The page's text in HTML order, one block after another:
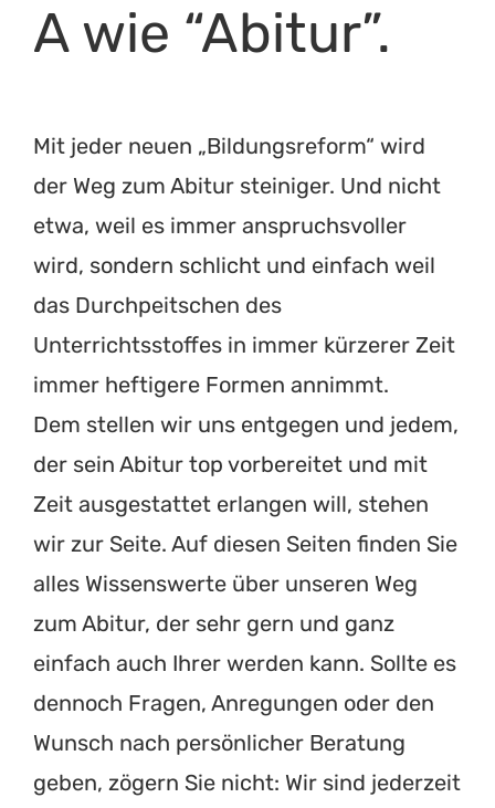
A wie “Abitur”.
Mit jeder neuen „Bildungsreform“ wird
der Weg zum Abitur steiniger. Und nicht
etwa, weil es immer anspruchsvoller
wird, sondern schlicht und einfach weil
das Durchpeitschen des
Unterrichtsstoffes in immer kürzerer Zeit
immer heftigere Formen annimmt.
Dem stellen wir uns entgegen und jedem,
der sein Abitur top vorbereitet und mit
Zeit ausgestattet erlangen will, stehen
wir zur Seite. Auf diesen Seiten finden Sie
alles Wissenswerte über unseren Weg
zum Abitur, der sehr gern und ganz
einfach auch Ihrer werden kann. Sollte es
dennoch Fragen, Anregungen oder den
Wunsch nach persönlicher Beratung
geben, zögern Sie nicht: Wir sind jederzeit